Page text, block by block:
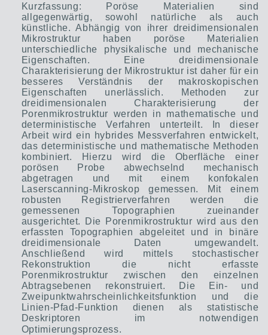
Kurzfassung: Poröse Materialien sind
allgegenwärtig, sowohl natürliche als auch
künstliche. Abhängig von ihrer dreidimensionalen
Mikrostruktur haben poröse Materialien
unterschiedliche physikalische und mechanische
Eigenschaften. Eine dreidimensionale
Charakterisierung der Mikrostruktur ist daher für ein
besseres Verständnis der makroskopischen
Eigenschaften unerlässlich. Methoden zur
dreidimensionalen Charakterisierung der
Porenmikrostruktur werden in mathematische und
deterministische Verfahren unterteilt. In dieser
Arbeit wird ein hybrides Messverfahren entwickelt,
das deterministische und mathematische Methoden
kombiniert. Hierzu wird die Oberfläche einer
porösen Probe abwechselnd mechanisch
abgetragen und mit einem konfokalen
Laserscanning-Mikroskop gemessen. Mit einem
robusten Registrierverfahren werden die
gemessenen Topographien zueinander
ausgerichtet. Die Porenmikrostruktur wird aus den
erfassten Topographien abgeleitet und in binäre
dreidimensionale Daten umgewandelt.
Anschließend wird mittels stochastischer
Rekonstruktion die nicht erfasste
Porenmikrostruktur zwischen den einzelnen
Abtragsebenen rekonstruiert. Die Ein- und
Zweipunktwahrscheinlichkeitsfunktion und die
Linien-Pfad-Funktion dienen als statistische
Deskriptoren im notwendigen
Optimierungsprozess.